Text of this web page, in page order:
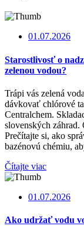
01.07.2026
Starostlivosť o
zelenou vodou?
Trápi vás zelená
dávkovať chlórové
Centralchem.
slovenských záhrad.
Prečítajte si, ako
bazénovú chémiu,
Čítajte viac
01.07.2026
Ako udržať vodu